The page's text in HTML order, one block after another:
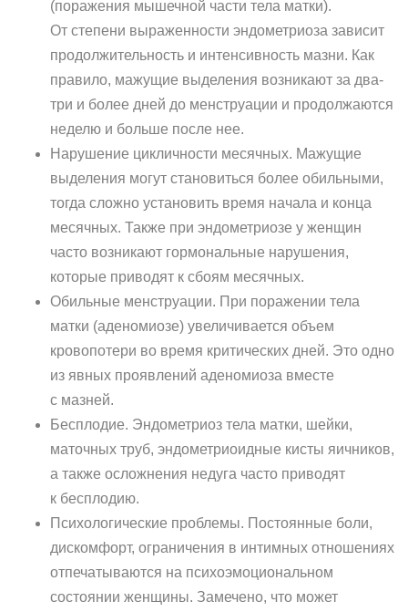
(поражения мышечной части тела матки).
От степени выраженности эндометриоза зависит
продолжительность и интенсивность мазни. Как
правило, мажущие выделения возникают за два-
три и более дней до менструации и продолжаются
неделю и больше после нее.
Нарушение цикличности месячных. Мажущие
выделения могут становиться более обильными,
тогда сложно установить время начала и конца
месячных. Также при эндометриозе у женщин
часто возникают гормональные нарушения,
которые приводят к сбоям месячных.
Обильные менструации. При поражении тела
матки (аденомиозе) увеличивается объем
кровопотери во время критических дней. Это одно
из явных проявлений аденомиоза вместе
с мазней.
Бесплодие. Эндометриоз тела матки, шейки,
маточных труб, эндометриоидные кисты яичников,
а также осложнения недуга часто приводят
к бесплодию.
Психологические проблемы. Постоянные боли,
дискомфорт, ограничения в интимных отношениях
отпечатываются на психоэмоциональном
состоянии женщины. Замечено, что может